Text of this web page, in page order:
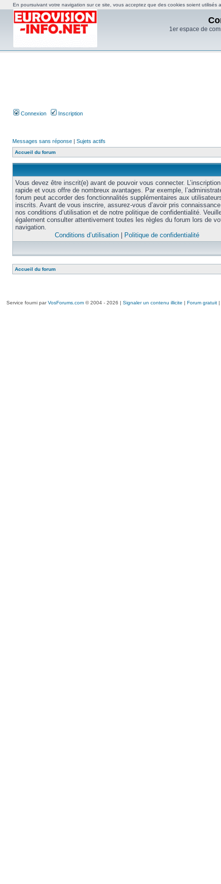
1er espace de
Connexion Inscription
Messages sans réponse | Sujets actifs
Accueil du forum
Vous devez être inscrit(e) avant de pouvoir vous connecter.
rapide et vous offre de nombreux avantages. Par exemple,
forum peut accorder des fonctionnalités supplémentaires aux
inscrits. Avant de vous inscrire, assurez-vous d’avoir pris
nos conditions d’utilisation et de notre politique de confidentialité.
également consulter attentivement toutes les règles du forum lors de
navigation.
Conditions d’utilisation
Politique de confidentialité
Accueil du forum
Service fourni parVosForums.com© 2004 - 2026 | Signaler un contenu illicite | Forum gratuit|
En poursuivant votre navigation sur ce site, vous acceptez que des cookies soient